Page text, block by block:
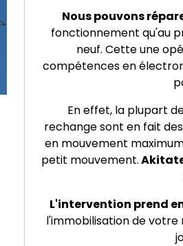
Nous pouvons
fonctionnement qu'au
neuf. Cette une
compétences en
En effet, la plupart
rechange sont en fait
en mouvement
petit mouvement.
L'intervention prend
l'immobilisation de